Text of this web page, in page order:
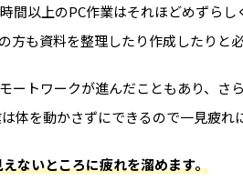
間以上のPC作業はそれほどめずら
方も資料を整理したり作成したりと
ートワークが進んだこともあり、さ
体を動かさずにできるので一見疲れ
ないところに疲れを溜めます。